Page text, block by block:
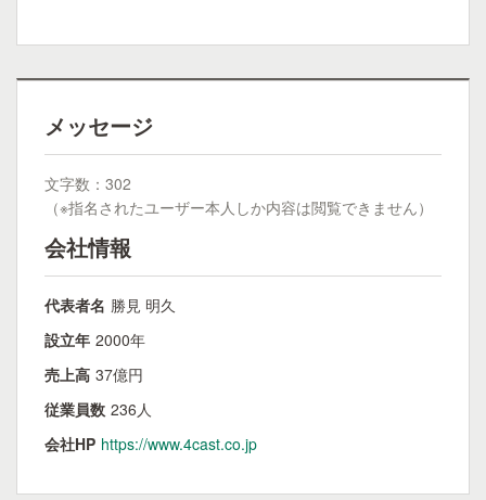
メッセージ
文字数：302
（※指名されたユーザー本人しか内容は閲覧できません）
会社情報
代表者名 勝見 明久
設立年 2000年
売上高 37億円
従業員数 236人
会社HP https://www.4cast.co.jp